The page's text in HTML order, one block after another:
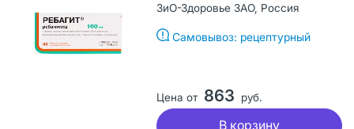
ЗиО-Здоровье ЗАО, Россия
Самовывоз: рецептурный
Цена от 863 руб.
В корзину